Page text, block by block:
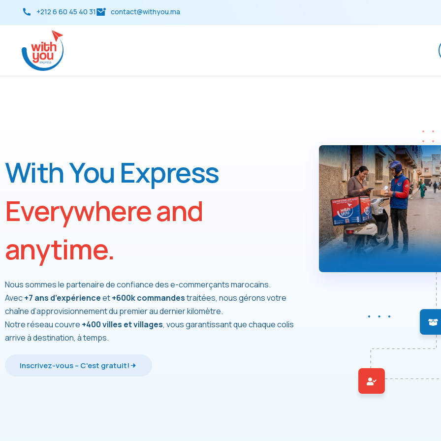
+212 6 60 45 40 31 contact@withyou.ma
With You Express
Everywhere and
anytime.
Nous sommes le partenaire de confiance des e-commerçants marocains.
Avec+7 ans d’expérienceet+600kcommandestraitées, nous gérons votre
chaîne d’approvisionnement du premier au dernier kilomètre.
Notre réseau couvre +400villes et villages, vous garantissant que chaque colis
arrive à destination, à temps.
Inscrivez-vous – C'est gratuit!